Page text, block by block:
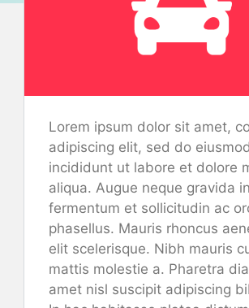
Lorem ipsum dolor sit amet,
adipiscing elit, sed do
incididunt ut labore et dolore
aliqua. Augue neque gravida in
fermentum et sollicitudin ac
phasellus. Mauris rhoncus
elit scelerisque. Nibh mauris
mattis molestie a. Pharetra
amet nisl suscipit adipiscing